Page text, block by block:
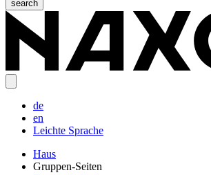
search
de
en
Leichte Sprache
Haus
Gruppen-Seiten